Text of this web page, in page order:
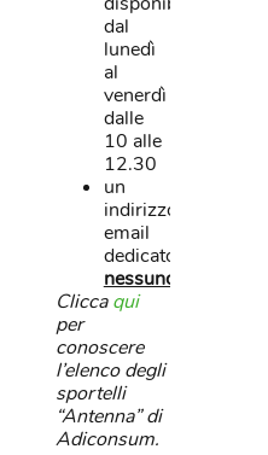
dal
lunedì
al
venerdì
dalle
10 alle
12.30
un
indirizzo
email
dedicato:
Cliccaqui
per
conoscere
l’elenco degli
sportelli
“Antenna” di
Adiconsum.